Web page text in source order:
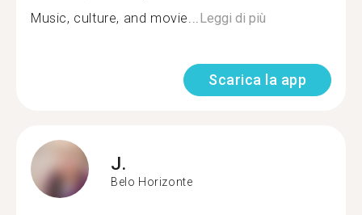
Music, culture, and movie...Leggi di più
Scarica la app
J.
Belo Horizonte